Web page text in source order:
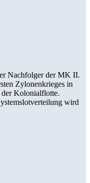
Nachfolger der MK II.
Zylonenkrieges in
der Kolonialflotte.
wird